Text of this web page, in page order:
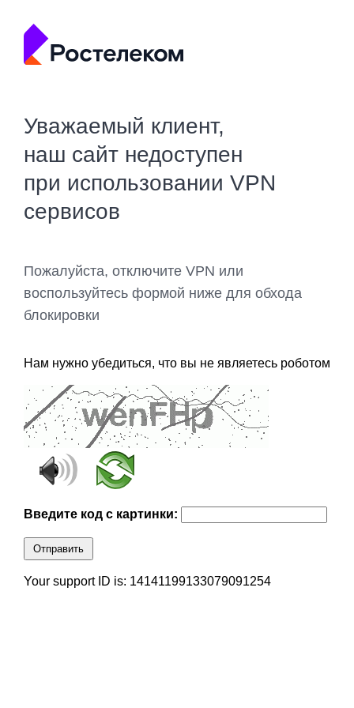
Уважаемый клиент,
наш сайт недоступен
при использовании VPN
сервисов
Пожалуйста, отключите VPN или
воспользуйтесь формой ниже для обхода
блокировки
Нам нужно убедиться, что вы не являетесь роботом
Введите код с картинки:
Отправить
Your support ID is: 14141199133079091254